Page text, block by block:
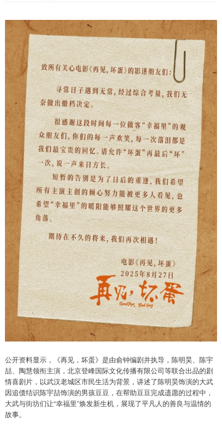
公开资料显示，《再见，坏蛋》是由俞钟编剧并执导，陈明昊、陈宇
喆、陶慧领衔主演，北京登峰国际文化传播有限公司等联合出品的剧
情喜剧片，以武汉老城区市民生活为背景，讲述了陈明昊饰演的大武
因追债结识陈宇喆饰演的男孩豆豆，在帮助豆豆完成遗愿的过程中，
大武与街坊们让“幸福里”焕发新生机，展现了平凡人的善良与温情的
故事。